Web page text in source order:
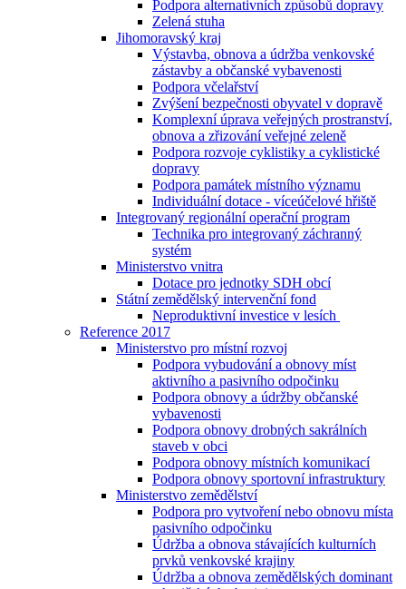
Podpora alternativních způsobů dopravy
Zelená stuha
Jihomoravský kraj
Výstavba, obnova a údržba venkovské
zástavby a občanské vybavenosti
Podpora včelařství
Zvýšení bezpečnosti obyvatel v dopravě
Komplexní úprava veřejných prostranství,
obnova a zřizování veřejné zeleně
Podpora rozvoje cyklistiky a cyklistické
dopravy
Podpora památek místního významu
Individuální dotace - víceúčelové hřiště
Integrovaný regionální operační program
Technika pro integrovaný záchranný
systém
Ministerstvo vnitra
Dotace pro jednotky SDH obcí
Státní zemědělský intervenční fond
Neproduktivní investice v lesích
Reference 2017
Ministerstvo pro místní rozvoj
Podpora vybudování a obnovy míst
aktivního a pasivního odpočinku
Podpora obnovy a údržby občanské
vybavenosti
Podpora obnovy drobných sakrálních
staveb v obci
Podpora obnovy místních komunikací
Podpora obnovy sportovní infrastruktury
Ministerstvo zemědělství
Podpora pro vytvoření nebo obnovu místa
pasivního odpočinku
Údržba a obnova stávajících kulturních
prvků venkovské krajiny
Údržba a obnova zemědělských dominant